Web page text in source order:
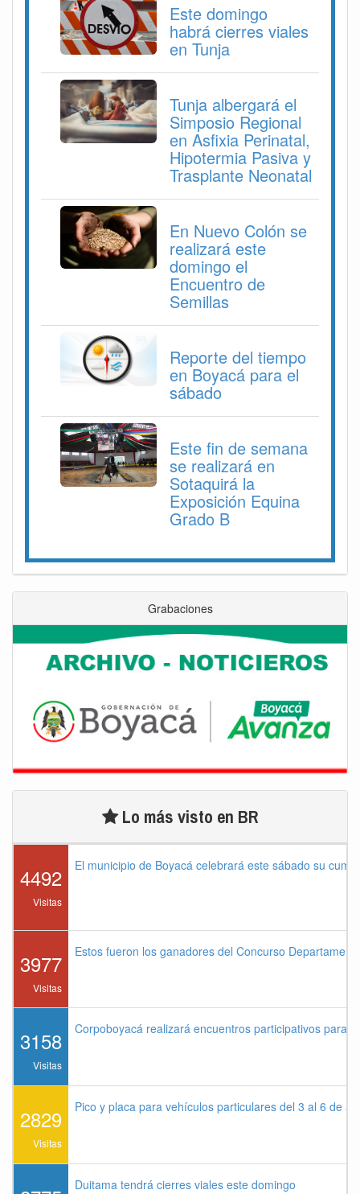
Este domingo
habrá cierres viales
en Tunja
Tunja albergará el
Simposio Regional
en Asfixia Perinatal,
Hipotermia Pasiva y
Trasplante Neonatal
En Nuevo Colón se
realizará este
domingo el
Encuentro de
Semillas
Reporte del tiempo
en Boyacá para el
sábado
Este fin de semana
se realizará en
Sotaquirá la
Exposición Equina
Grado B
Grabaciones
Lo más visto en BR
4492
Visitas
El municipio de Boyacá celebrará este sábado su
3977
Visitas
Estos fueron los ganadores del Concurso
3158
Visitas
Corpoboyacá realizará encuentros participativos para
2829
Visitas
Pico y placa para vehículos particulares del 3 al 6 de
Duitama tendrá cierres viales este domingo